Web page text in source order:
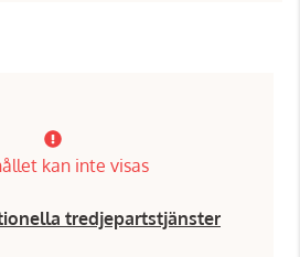
kan inte visas
tredjepartstjänster